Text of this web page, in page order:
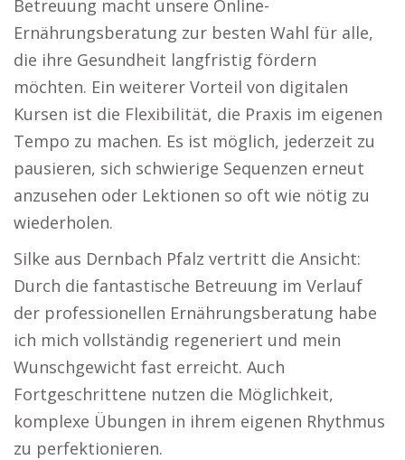
Betreuung macht unsere Online-
Ernährungsberatung zur besten Wahl für alle,
die ihre Gesundheit langfristig fördern
möchten. Ein weiterer Vorteil von digitalen
Kursen ist die Flexibilität, die Praxis im eigenen
Tempo zu machen. Es ist möglich, jederzeit zu
pausieren, sich schwierige Sequenzen erneut
anzusehen oder Lektionen so oft wie nötig zu
wiederholen.
Silke aus Dernbach Pfalz vertritt die Ansicht:
Durch die fantastische Betreuung im Verlauf
der professionellen Ernährungsberatung habe
ich mich vollständig regeneriert und mein
Wunschgewicht fast erreicht. Auch
Fortgeschrittene nutzen die Möglichkeit,
komplexe Übungen in ihrem eigenen Rhythmus
zu perfektionieren.